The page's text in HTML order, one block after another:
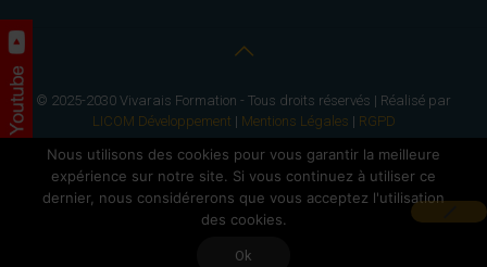
© 2025-2030 Vivarais Formation - Tous droits réservés | Réalisé par
LICOM Développement | Mentions Légales | RGPD
Nous utilisons des cookies pour vous garantir la meilleure
expérience sur notre site. Si vous continuez à utiliser ce
dernier, nous considérerons que vous acceptez l'utilisation
des cookies.
Ok